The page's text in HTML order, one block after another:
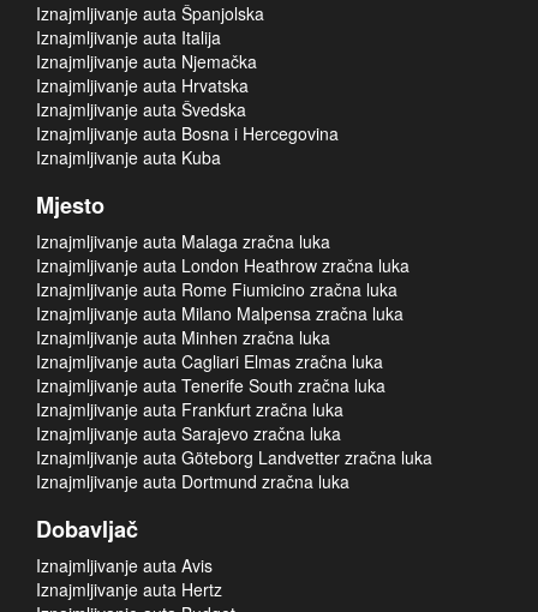
Iznajmljivanje auta Španjolska
Iznajmljivanje auta Italija
Iznajmljivanje auta Njemačka
Iznajmljivanje auta Hrvatska
Iznajmljivanje auta Švedska
Iznajmljivanje auta Bosna i Hercegovina
Iznajmljivanje auta Kuba
Mjesto
Iznajmljivanje auta Malaga zračna luka
Iznajmljivanje auta London Heathrow zračna luka
Iznajmljivanje auta Rome Fiumicino zračna luka
Iznajmljivanje auta Milano Malpensa zračna luka
Iznajmljivanje auta Minhen zračna luka
Iznajmljivanje auta Cagliari Elmas zračna luka
Iznajmljivanje auta Tenerife South zračna luka
Iznajmljivanje auta Frankfurt zračna luka
Iznajmljivanje auta Sarajevo zračna luka
Iznajmljivanje auta Göteborg Landvetter zračna luka
Iznajmljivanje auta Dortmund zračna luka
Dobavljač
Iznajmljivanje auta Avis
Iznajmljivanje auta Hertz